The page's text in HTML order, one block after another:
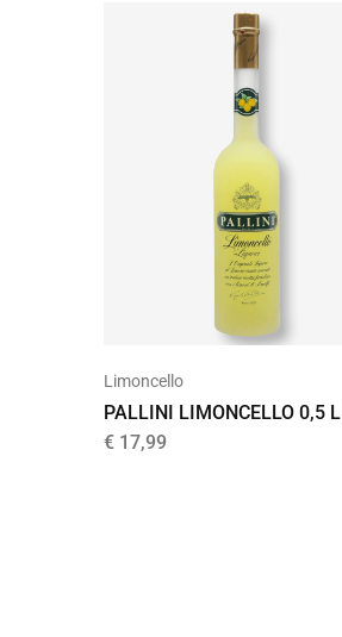
Limoncello
PALLINI LIMONCELLO 0,5 L
€ 17,99